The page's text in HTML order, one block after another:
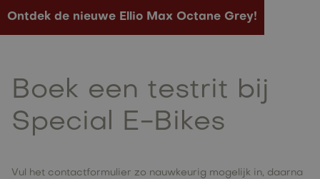
Ontdek de nieuwe Ellio Max Octane Grey!
Boek een testrit bij
Special E-Bikes
Vul het contactformulier zo nauwkeurig mogelijk in, daarna